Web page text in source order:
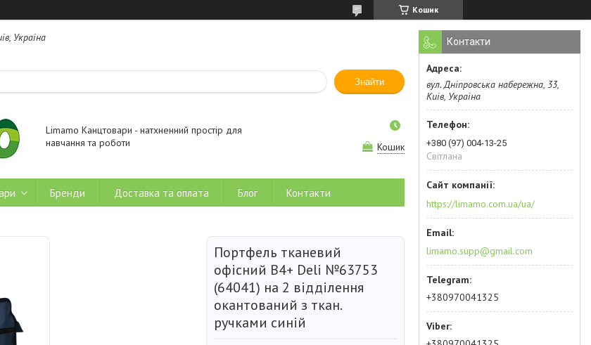
Кошик
Україна
Знайти
Limamo Канцтовари - натхненний простір для
навчання та роботи
Кошик
Бренди Доставка та оплата Блог Контакти
Портфель тканевий
офісний В4+ Deli №63753
(64041) на 2 відділення
окантований з ткан.
ручками синій
Контакти
вул. Дніпровська набережна, 33,
Київ, Україна
+380 (97) 004-13-25
Світлана
https://limamo.com.ua/ua/
limamo.supp@gmail.com
+380970041325